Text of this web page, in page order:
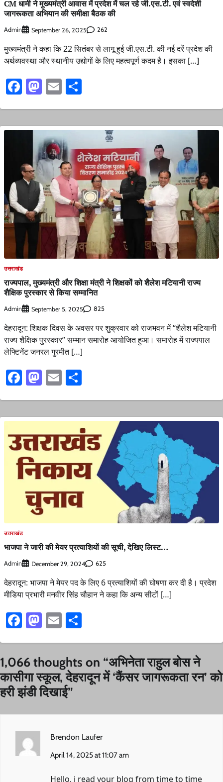
CM धामी ने मुख्यमंत्री आवास में प्रदेश में चल रहे जी.एस.टी. एवं स्वदेशी
जागरूकता अभियान की समीक्षा बैठक की
Admin September 26, 2025 262
मुख्यमंत्री ने कहा कि 22 सितंबर से लागू हुई जी.एस.टी. की नई दरें प्रदेश की
अर्थव्यवस्था और स्थानीय उद्योगों के लिए महत्वपूर्ण कदम है। इसका […]
Facebook
Mastodon
Email
उत्तराखंड
राज्यपाल, मुख्यमंत्री और शिक्षा मंत्री ने शिक्षकों को शैलेश मटियानी राज्य
शैक्षिक पुरस्कार से किया सम्मानित
Admin September 5, 2025 825
देहरादून: शिक्षक दिवस के अवसर पर शुक्रवार को राजभवन में ‘‘शैलेश मटियानी
राज्य शैक्षिक पुरस्कार’’ सम्मान समारोह आयोजित हुआ। समारोह में राज्यपाल
लेफ्टिनेंट जनरल गुरमीत […]
Facebook
Mastodon
Email
उत्तराखंड
भाजपा ने जारी की मेयर प्रत्याशियों की सूची, देखिए लिस्ट…
Admin December 29, 2024 625
देहरादून: भाजपा ने मेयर पद के लिए 6 प्रत्याशियों की घोषणा कर दी है। प्रदेश
मीडिया प्रभारी मनवीर सिंह चौहान ने कहा कि अन्य सीटों […]
Facebook
Mastodon
Email
1,066 thoughts on “अभिनेता राहुल बोस ने
कासीगा स्कूल, देहरादून में ‘कैंसर जागरूकता रन’ को
हरी झंडी दिखाई”
Brendon Laufer
April 14, 2025 at 11:07 am
Hello, i read your blog from time to time